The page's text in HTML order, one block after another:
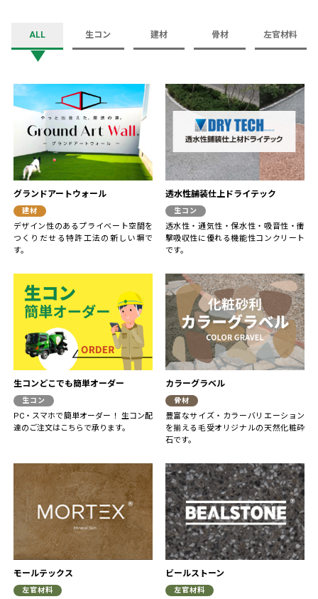
ALL 生コン 建材 骨材 左官材料
グランドアートウォール
建材
デザイン性のあるプライベート空間を
つくりだせる特許工法の新しい塀で
す。
透水性舗装仕上ドライテック
生コン
透水性・通気性・保水性・吸音性・衝
撃吸収性に優れる機能性コンクリート
です。
生コンどこでも簡単オーダー
生コン
PC・スマホで簡単オーダー！ 生コン配
達のご注文はこちらで承ります。
カラーグラベル
骨材
豊富なサイズ・カラーバリエーション
を揃える毛受オリジナルの天然化粧砕
石です。
モールテックス
左官材料
ビールストーン
左官材料